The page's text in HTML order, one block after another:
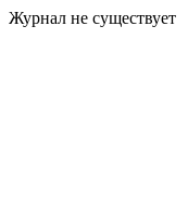
Журнал не существует